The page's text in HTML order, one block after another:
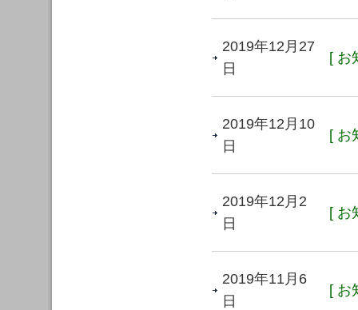
2019年12月27
日
[ お
2019年12月10
日
[ お
2019年12月2
日
[ お
2019年11月6
日
[ お